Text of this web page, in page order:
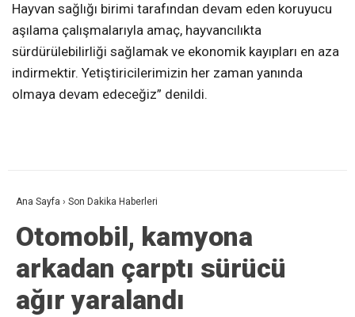
Hayvan sağlığı birimi tarafından devam eden koruyucu
aşılama çalışmalarıyla amaç, hayvancılıkta
sürdürülebilirliği sağlamak ve ekonomik kayıpları en aza
indirmektir. Yetiştiricilerimizin her zaman yanında
olmaya devam edeceğiz” denildi.
Ana Sayfa › Son Dakika Haberleri
Otomobil, kamyona
arkadan çarptı sürücü
ağır yaralandı